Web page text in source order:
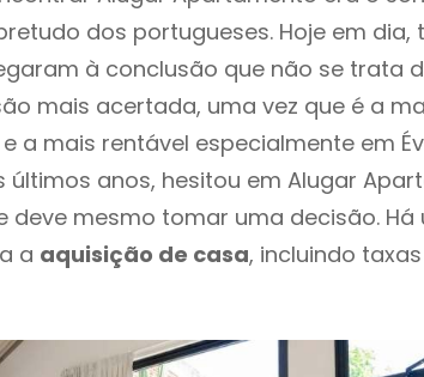
dos portugueses. Hoje em dia,
à conclusão que não se trata
mais acertada, uma vez que é a
a mais rentável especialmente em
últimos anos, hesitou em Alugar
deve mesmo tomar uma decisão. Há
a aquisição de casa, incluindo